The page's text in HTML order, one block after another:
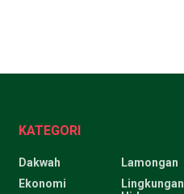
KATEGORI
Dakwah
Ekonomi
Lamongan
Lingkungan